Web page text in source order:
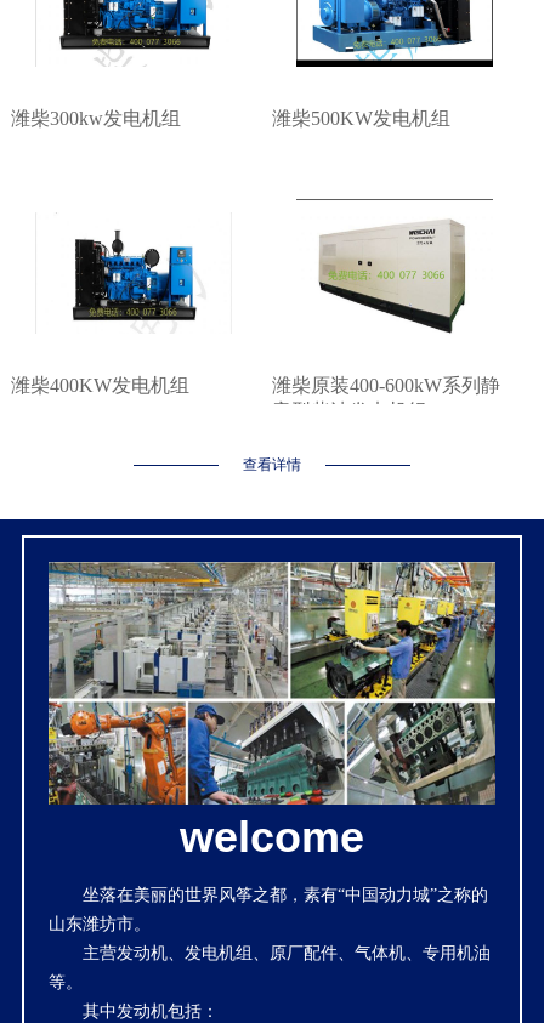
潍柴300kw发电机组 潍柴500KW发电机组
潍柴400KW发电机组
潍柴原装400-600kW系列静
音型柴油发电机组
查看详情
welcome
坐落在美丽的世界风筝之都，素有“中国动力城”之称的
山东潍坊市。
主营发动机、发电机组、原厂配件、气体机、专用机油
等。
其中发动机包括：